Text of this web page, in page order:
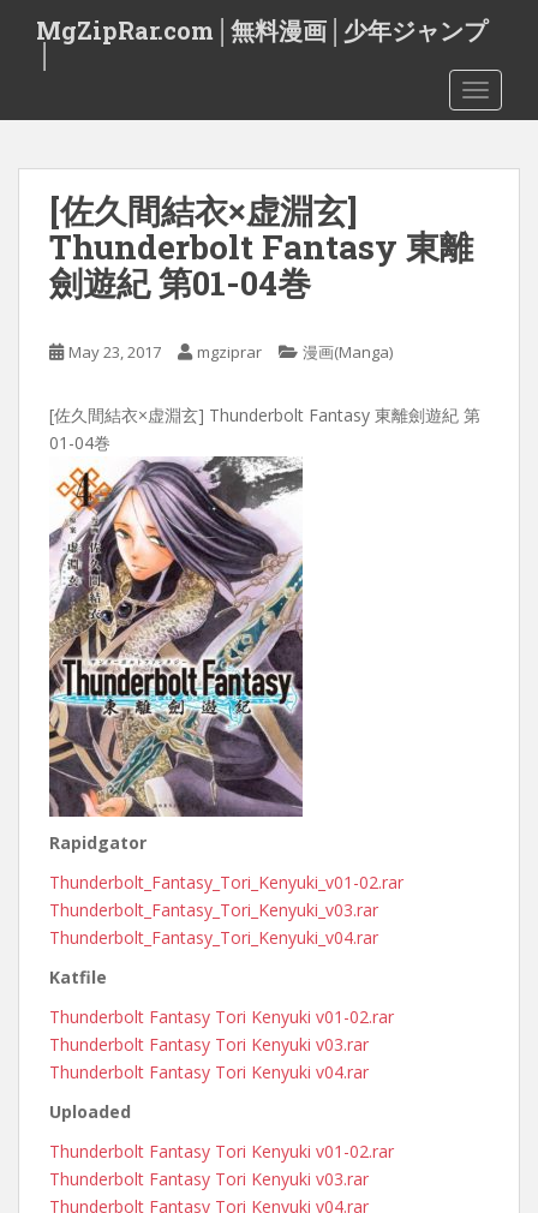
t
MgZipRar.com│無料漫画│少年ジャンプ
[佐久間結衣×虚淵玄]
Thunderbolt Fantasy 東離
劍遊紀 第01-04巻
May 23, 2017 mgziprar 漫画(Manga)
[佐久間結衣×虚淵玄] Thunderbolt Fantasy 東離劍遊紀 第
01-04巻
Rapidgator
Thunderbolt_Fantasy_Tori_Kenyuki_v01-02.rar
Thunderbolt_Fantasy_Tori_Kenyuki_v03.rar
Thunderbolt_Fantasy_Tori_Kenyuki_v04.rar
Katfile
Thunderbolt Fantasy Tori Kenyuki v01-02.rar
Thunderbolt Fantasy Tori Kenyuki v03.rar
Thunderbolt Fantasy Tori Kenyuki v04.rar
Uploaded
Thunderbolt Fantasy Tori Kenyuki v01-02.rar
Thunderbolt Fantasy Tori Kenyuki v03.rar
Thunderbolt Fantasy Tori Kenyuki v04.rar